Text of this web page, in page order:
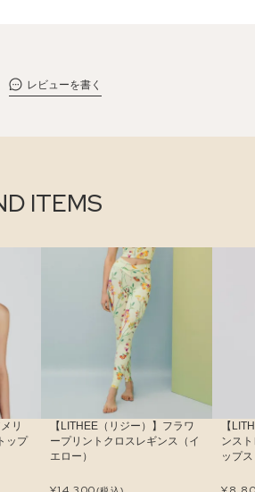
レビューを書く
ITEMS
リ
ップ
【LITHEE（リジー）】フラワ
ープリントクロスレギンス（イ
エロー）
【
ンス
ップ